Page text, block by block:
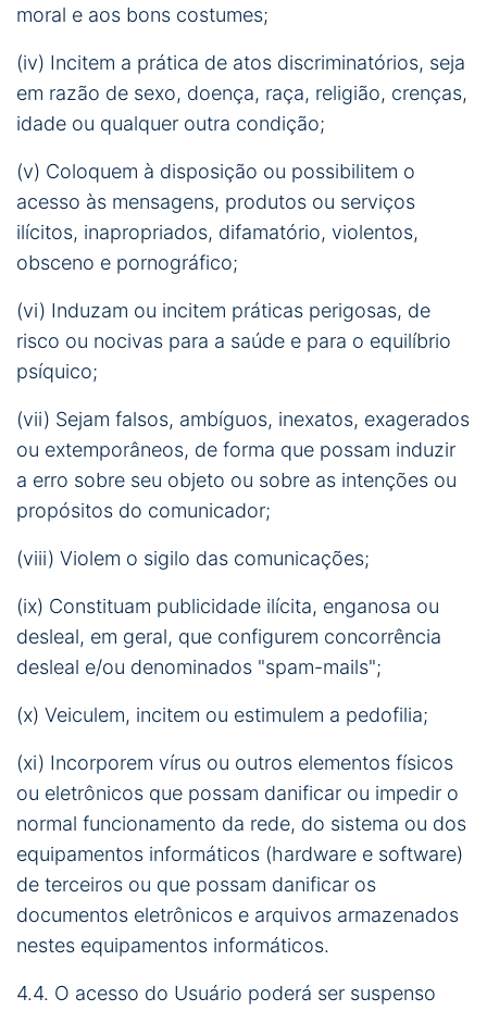
moral e aos bons costumes;
(iv) Incitem a prática de atos discriminatórios, seja
em razão de sexo, doença, raça, religião, crenças,
idade ou qualquer outra condição;
(v) Coloquem à disposição ou possibilitem o
acesso às mensagens, produtos ou serviços
ilícitos, inapropriados, difamatório, violentos,
obsceno e pornográfico;
(vi) Induzam ou incitem práticas perigosas, de
risco ou nocivas para a saúde e para o equilíbrio
psíquico;
(vii) Sejam falsos, ambíguos, inexatos, exagerados
ou extemporâneos, de forma que possam induzir
a erro sobre seu objeto ou sobre as intenções ou
propósitos do comunicador;
(viii) Violem o sigilo das comunicações;
(ix) Constituam publicidade ilícita, enganosa ou
desleal, em geral, que configurem concorrência
desleal e/ou denominados "spam-mails";
(x) Veiculem, incitem ou estimulem a pedofilia;
(xi) Incorporem vírus ou outros elementos físicos
ou eletrônicos que possam danificar ou impedir o
normal funcionamento da rede, do sistema ou dos
equipamentos informáticos (hardware e software)
de terceiros ou que possam danificar os
documentos eletrônicos e arquivos armazenados
nestes equipamentos informáticos.
4.4. O acesso do Usuário poderá ser suspenso